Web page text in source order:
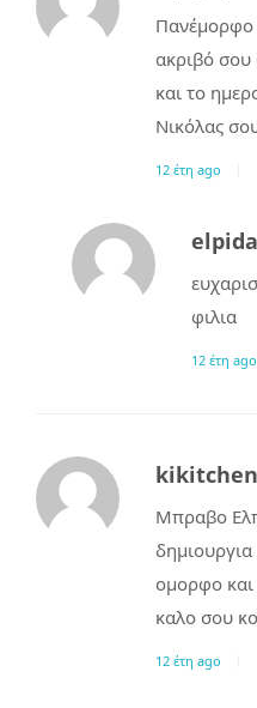
Πανέμορφο
ακριβό
και το
Νικόλας
12 έτη ago
elpida
φιλια
12 έτη ago
Μπραβο
ομορφο και
καλο σου
12 έτη ago